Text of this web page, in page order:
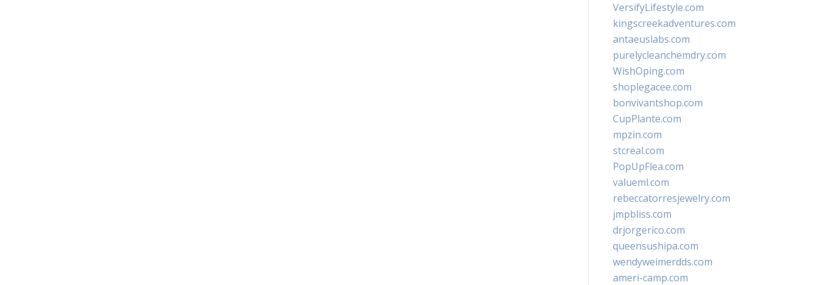
VersifyLifestyle.com
kingscreekadventures.com
antaeuslabs.com
purelycleanchemdry.com
WishOping.com
shoplegacee.com
bonvivantshop.com
CupPlante.com
mpzin.com
stcreal.com
PopUpFlea.com
valueml.com
rebeccatorresjewelry.com
jmpbliss.com
drjorgerico.com
queensushipa.com
wendyweimerdds.com
ameri-camp.com